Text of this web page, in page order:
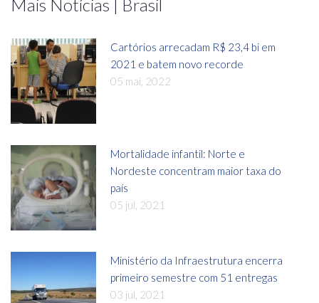
Mais Notícias | Brasil
Cartórios arrecadam R$ 23,4 bi em
2021 e batem novo recorde
05 mai, 2022
Mortalidade infantil: Norte e
Nordeste concentram maior taxa do
país
05 jul, 2021
Ministério da Infraestrutura encerra
primeiro semestre com 51 entregas
03 jul, 2021